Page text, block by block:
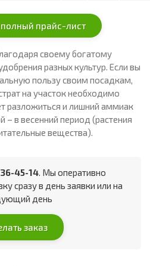
прайс-лист
своему богатому
разных культур. Если вы
пользу своим посадкам,
на участок необходимо
разложиться и лишний аммиак
– в весенний период (растения
вещества).
45-14. Мы оперативно
сразу в день заявки или на
день
заказ